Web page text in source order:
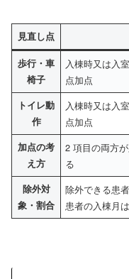
見直し点
歩行・車
椅子
入棟時又は入
点加点
トイレ動
作
入棟時又は入
点加点
加点の考
え方
2 項目の両方
る
除外対
象・割合
除外できる患
患者の入棟月